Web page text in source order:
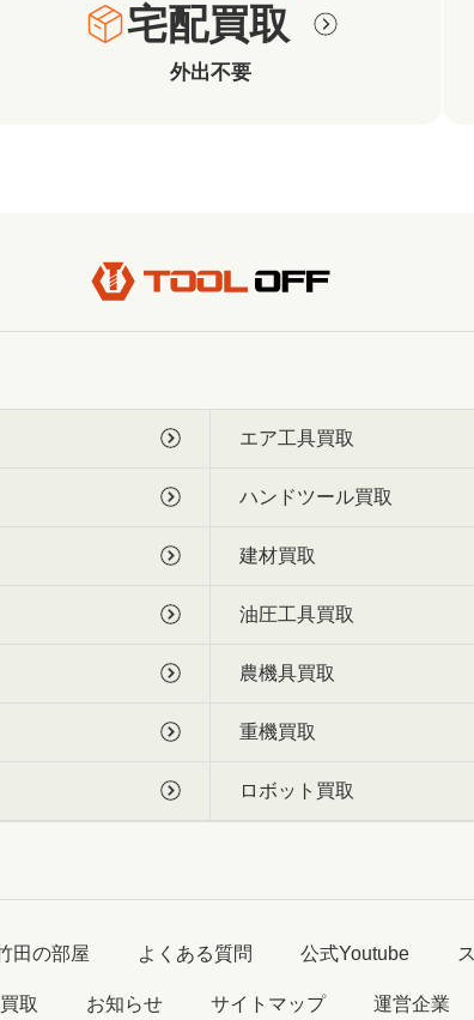
宅配買取
外出不要
エア工具買取
ハンドツール買取
建材買取
油圧工具買取
農機具買取
重機買取
ロボット買取
田の部屋 よくある質問 公式Youtube
取 お知らせ サイトマップ 運営企業